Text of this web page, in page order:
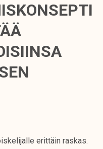
erittäin raskas.